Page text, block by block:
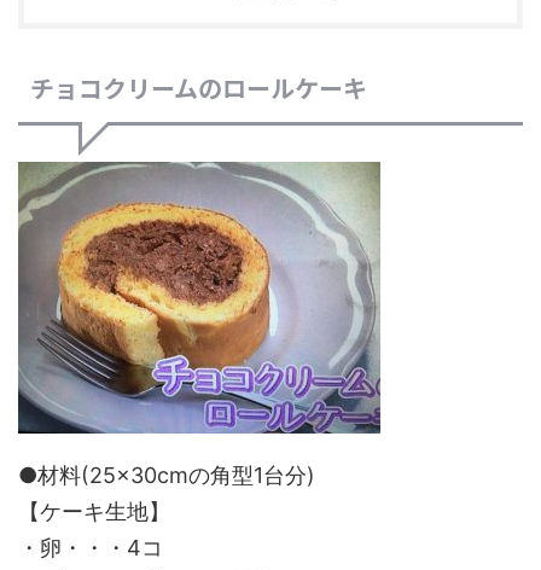
チョコクリームのロールケーキ
●材料(25×30cmの角型1台分)
【ケーキ生地】
・卵・・・4コ